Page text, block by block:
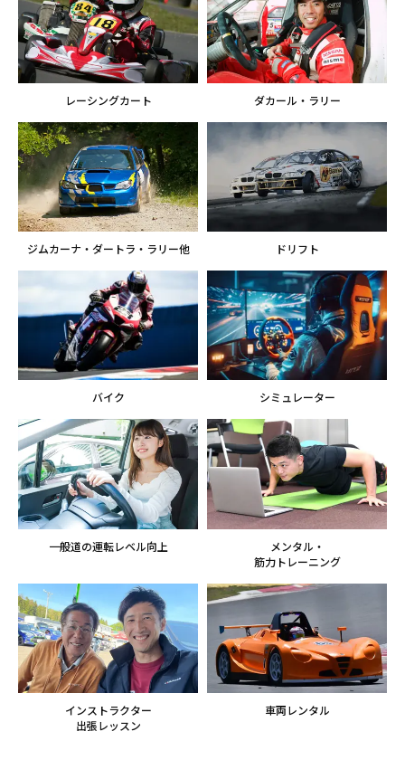
レーシングカート ダカール・ラリー
ジムカーナ・​ダートラ・ラリー他 ドリフト
バイク シミュレーター
一般道の運転レベル向上
メンタル・
筋力トレーニング
インストラクター
出張レッスン
車両レンタル